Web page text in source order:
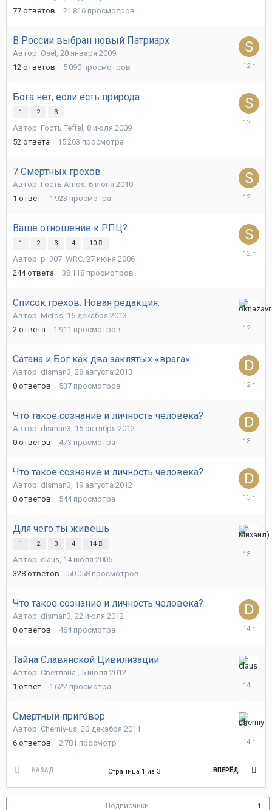
77 ответов 21 816 просмотров
В России выбран новый Патриарх
Автор: Osel , 28 января 2009
12 ответов 5 090 просмотров
Бога нет, если есть природа
1 2 3
Автор: Гость Teftel, 8 июля 2009
52 ответа 15 263 просмотра
7 Смертных грехов
Автор: Гость Amos, 6 июня 2010
1 ответ 1 923 просмотра
27
Ваше отношение к РПЦ?
1 2 3 4 10
Автор: p_307_WRC, 27 июня 2006
244 ответа 38 118 просмотров
27
Список грехов. Новая редакция.
Автор: Metos, 16 декабря 2013
2 ответа 1 911 просмотров
22
декабря
Сатана и Бог как два заклятых «врага».
Автор: disman3, 28 августа 2013
0 ответов 537 просмотров
28
Что такое сознание и личность человека?
Автор: disman3, 15 октября 2012
0 ответов 473 просмотра
15
Что такое сознание и личность человека?
Автор: disman3, 19 августа 2012
0 ответов 544 просмотра
19
Для чего ты живёшь
1 2 3 4 14
Автор: claus, 14 июля 2005
328 ответов 50 058 просмотров
10
августа
Что такое сознание и личность человека?
Автор: disman3, 22 июля 2012
0 ответов 464 просмотра
22
Тайна Славянской Цивилизации
Автор: Светлана., 5 июля 2012
1 ответ 1 622 просмотра
10
июля
Смертный приговор
Автор: Cherniy-us, 20 декабря 2011
6 ответов 2 781 просмотр
11
января
НАЗАД ВПЕРЁД
Страница 1 из 3
Подписчики 1